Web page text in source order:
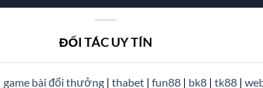
ĐỐI TÁC UY TÍN
game bài đổi thưởng | thabet | fun88 | bk8 | tk88 |